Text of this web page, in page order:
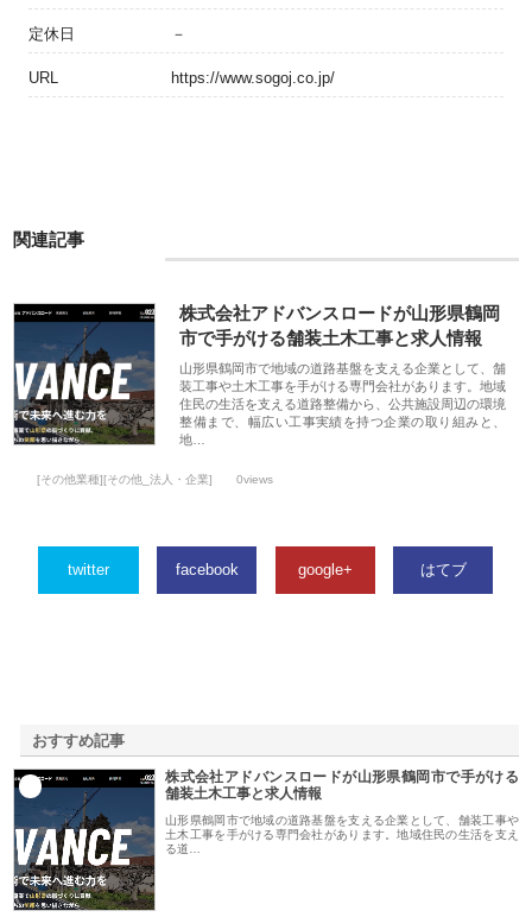
定休日 －
URL https://www.sogoj.co.jp/
関連記事
株式会社アドバンスロードが山形県鶴岡
市で手がける舗装土木工事と求人情報
山形県鶴岡市で地域の道路基盤を支える企業として、舗
装工事や土木工事を手がける専門会社があります。地域
住民の生活を支える道路整備から、公共施設周辺の環境
整備まで、幅広い工事実績を持つ企業の取り組みと、
地…
[その他業種][その他_法人・企業] 0views
twitter facebook google+ はてブ
おすすめ記事
株式会社アドバンスロードが山形県鶴岡市で手がける
舗装土木工事と求人情報
山形県鶴岡市で地域の道路基盤を支える企業として、舗装工事や
土木工事を手がける専門会社があります。地域住民の生活を支え
る道…